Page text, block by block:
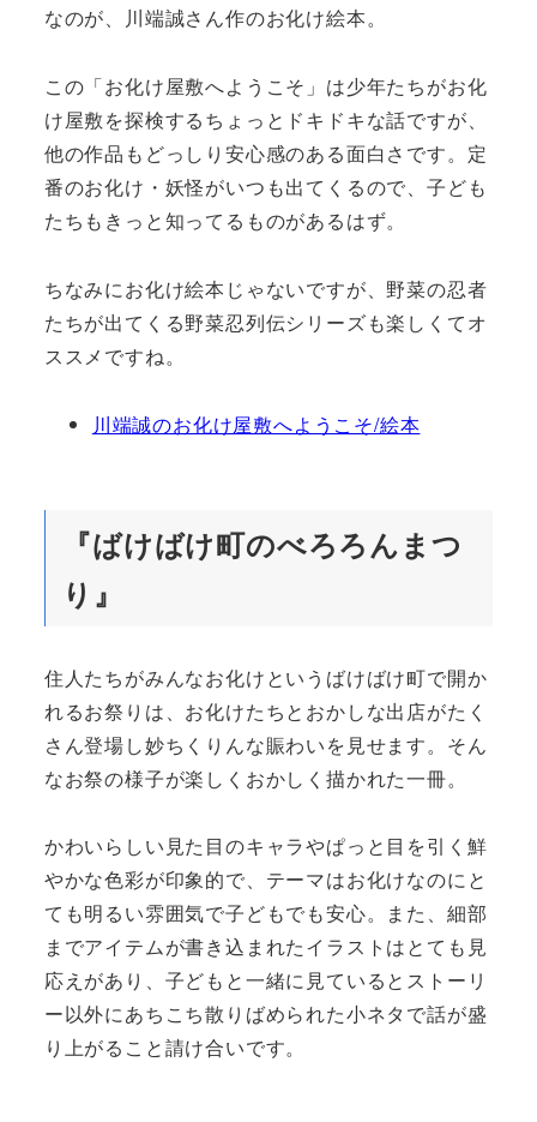
なのが、川端誠さん作のお化け絵本。
この「お化け屋敷へようこそ」は少年たちがお化
け屋敷を探検するちょっとドキドキな話ですが、
他の作品もどっしり安心感のある面白さです。定
番のお化け・妖怪がいつも出てくるので、子ども
たちもきっと知ってるものがあるはず。
ちなみにお化け絵本じゃないですが、野菜の忍者
たちが出てくる野菜忍列伝シリーズも楽しくてオ
ススメですね。
川端誠のお化け屋敷へようこそ/絵本
『ばけばけ町のべろろんまつ
り』
住人たちがみんなお化けというばけばけ町で開か
れるお祭りは、お化けたちとおかしな出店がたく
さん登場し妙ちくりんな賑わいを見せます。そん
なお祭の様子が楽しくおかしく描かれた一冊。
かわいらしい見た目のキャラやぱっと目を引く鮮
やかな色彩が印象的で、テーマはお化けなのにと
ても明るい雰囲気で子どもでも安心。また、細部
までアイテムが書き込まれたイラストはとても見
応えがあり、子どもと一緒に見ているとストーリ
ー以外にあちこち散りばめられた小ネタで話が盛
り上がること請け合いです。